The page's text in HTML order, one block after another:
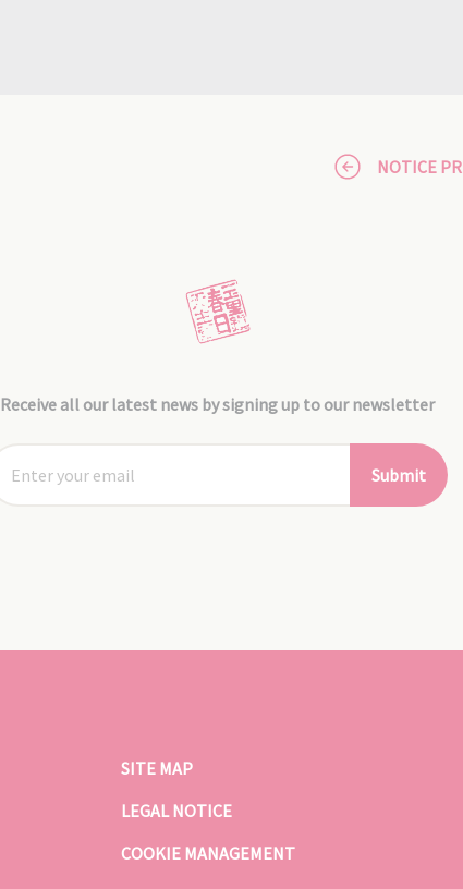
NOTICE
Receive all our latest news by signing up to our newsletter
Submit
SITE MAP
LEGAL NOTICE
COOKIE MANAGEMENT